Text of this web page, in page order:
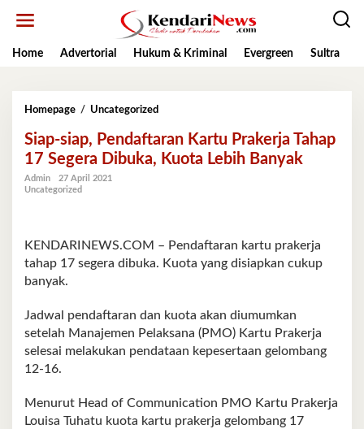
Home
Advertorial Hukum & Kriminal Evergreen Sultra
Homepage / Uncategorized
Pendaftaran
Kartu
Prakerja
Kuota
Banyak
Siap-siap, Pendaftaran Kartu Prakerja Tahap
17 Segera Dibuka, Kuota Lebih Banyak
Admin
27 April 2021
Uncategorized
KENDARINEWS.COM – Pendaftaran kartu prakerja
tahap 17 segera dibuka. Kuota yang disiapkan cukup
banyak.
Jadwal pendaftaran dan kuota akan diumumkan
setelah Manajemen Pelaksana (PMO) Kartu Prakerja
selesai melakukan pendataan kepesertaan gelombang
12-16.
Menurut Head of Communication PMO Kartu Prakerja
Louisa Tuhatu kuota kartu prakerja gelombang 17